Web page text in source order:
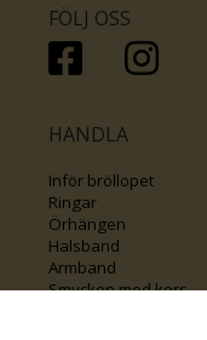
FÖLJ OSS
HANDLA
Inför bröllopet
Ringar
Örhängen
Halsband
Armband
Smycken med kors